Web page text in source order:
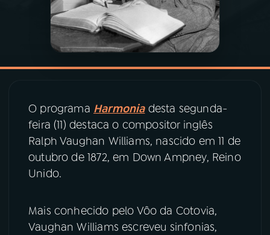
VIDEOCASTS
08PRÊMIO RÁDIO MEC
ACOMPANHE A RÁDIO MEC
Instagram X
O programa Harmoniadesta segunda-
feira (11) destaca o compositor inglês
Ralph Vaughan Williams, nascido em 11 de
outubro de 1872, em Down Ampney, Reino
Unido.
Mais conhecido pelo Vôo da Cotovia,
Vaughan Williams escreveu sinfonias,